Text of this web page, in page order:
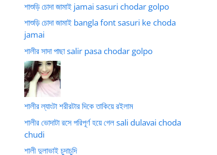
শাশুড়ি চোদা জামাই jamai sasuri chodar golpo
শাশুড়ি চোদা জামাই bangla font sasuri ke choda
jamai
শালীর সাদা পাছা salir pasa chodar golpo
শালীর ল্যাংটা শরীরটার দিকে তাকিয়ে রইলাম
শালীর ভোদাটা রসে পরিপূর্ণ হয়ে গেল sali dulavai choda
chudi
শালী দুলাভাই চুদাচুদি